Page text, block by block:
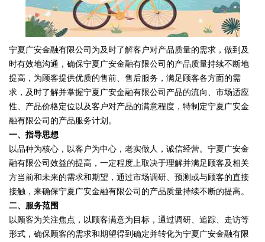
宁夏广安金融有限公司为及时了解客户对产品质量的需求，做到及
时有效地沟通，确保宁夏广安金融有限公司的产品质量持续不断地
提高，为顾客提供优质的售前、售后服务，满足顾客各方面的需
求，及时了解并掌握宁夏广安金融有限公司产品的流向、市场适应
性、产品价格定位以及客户对产品的满意程度，特制定宁夏广安金
融有限公司的产品服务计划。
一、指导思想
以品种为核心，以客户为中心，老实做人，诚信经营。宁夏广安金
融有限公司效益的提高，一定程度上取决于理解并满足顾客及相关
方当前和未来的需求和期望，通过市场调研、预测或与顾客的直接
接触，来确保宁夏广安金融有限公司的产品质量持续不断的提高。
二、服务范围
以顾客为关注焦点，以顾客满意为目标，通过调研、追踪、走访等
形式，确保顾客的需求和期望得到确定并转化为宁夏广安金融有限